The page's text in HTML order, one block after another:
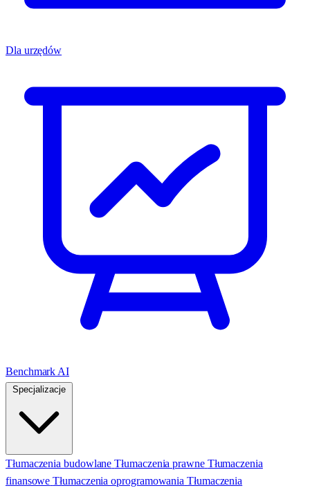
Dla urzędów
Benchmark AI
Tłumaczenia budowlane Tłumaczenia prawne Tłumaczenia
finansowe Tłumaczenia oprogramowania Tłumaczenia